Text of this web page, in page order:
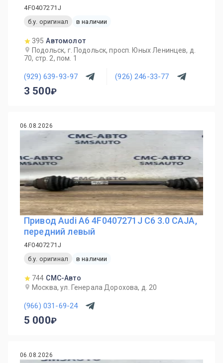
4F0407271J
б.у. оригинал
в наличии
395 Автомолот
Подольск, г. Подольск, просп. Юных Ленинцев, д.
70, стр. 2, пом. 1
(929) 639-93-97 (926) 246-33-77
3 500
06.08.2026
Привод Audi A6 4F0407271J C6 3.0 CAJA,
передний левый
4F0407271J
б.у. оригинал
в наличии
744 СМС-Авто
Москва, ул. Генерала Дорохова, д. 20
(966) 031-69-24
5 000
06.08.2026